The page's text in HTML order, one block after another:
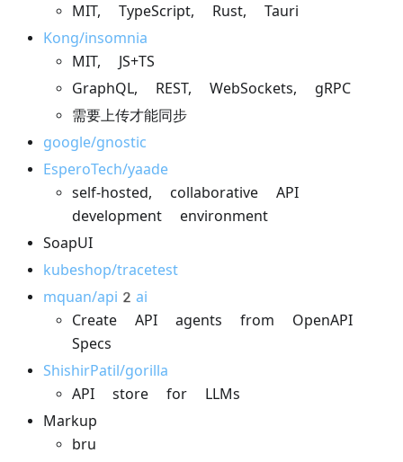
MIT, TypeScript, Rust, Tauri
Kong/insomnia
MIT, JS+TS
GraphQL, REST, WebSockets, gRPC
需要上传才能同步
google/gnostic
EsperoTech/yaade
self-hosted, collaborative API
development environment
SoapUI
kubeshop/tracetest
mquan/api2ai
Create API agents from OpenAPI
Specs
ShishirPatil/gorilla
API store for LLMs
Markup
bru